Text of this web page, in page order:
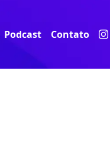
Podcast Contato